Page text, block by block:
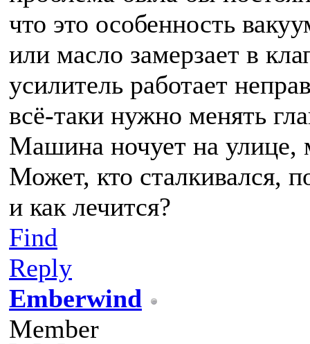
что это особенность
или масло замерзает в
усилитель работает
всё-таки нужно менять
Машина ночует на улице,
Может, кто сталкивался,
и как лечится?
Find
Reply
Emberwind
Member